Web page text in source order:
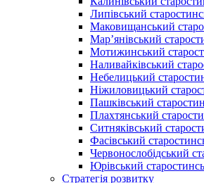
Липівський
Маковищанський
Мар’янівський
Мотижинський
Наливайківський
Небелицький
Ніжиловицький
Пашківський
Плахтянський
Ситняківський
Фасівський
Червонослобідський
Юрівський
Стратегія розвитку